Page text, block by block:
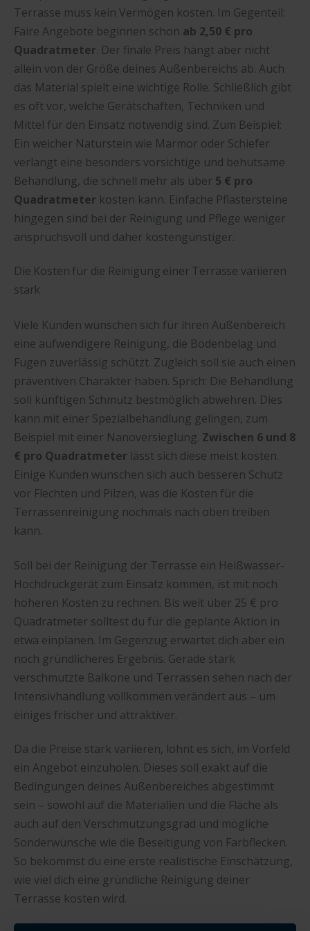
Terrasse muss kein Vermögen kosten. Im Gegenteil:
Faire Angebote beginnen schon ab 2,50 € pro
Quadratmeter. Der finale Preis hängt aber nicht
allein von der Größe deines Außenbereichs ab. Auch
das Material spielt eine wichtige Rolle. Schließlich gibt
es oft vor, welche Gerätschaften, Techniken und
Mittel für den Einsatz notwendig sind. Zum Beispiel:
Ein weicher Naturstein wie Marmor oder Schiefer
verlangt eine besonders vorsichtige und behutsame
Behandlung, die schnell mehr als über 5 € pro
Quadratmeter kosten kann. Einfache Pflastersteine
hingegen sind bei der Reinigung und Pflege weniger
anspruchsvoll und daher kostengünstiger.
Die Kosten für die Reinigung einer Terrasse variieren
stark
Viele Kunden wünschen sich für ihren Außenbereich
eine aufwendigere Reinigung, die Bodenbelag und
Fugen zuverlässig schützt. Zugleich soll sie auch einen
präventiven Charakter haben. Sprich: Die Behandlung
soll künftigen Schmutz bestmöglich abwehren. Dies
kann mit einer Spezialbehandlung gelingen, zum
Beispiel mit einer Nanoversieglung. Zwischen 6 und 8
€ pro Quadratmeter lässt sich diese meist kosten.
Einige Kunden wünschen sich auch besseren Schutz
vor Flechten und Pilzen, was die Kosten für die
Terrassenreinigung nochmals nach oben treiben
kann.
Soll bei der Reinigung der Terrasse ein Heißwasser-
Hochdruckgerät zum Einsatz kommen, ist mit noch
höheren Kosten zu rechnen. Bis weit über 25 € pro
Quadratmeter solltest du für die geplante Aktion in
etwa einplanen. Im Gegenzug erwartet dich aber ein
noch gründlicheres Ergebnis. Gerade stark
verschmutzte Balkone und Terrassen sehen nach der
Intensivhandlung vollkommen verändert aus – um
einiges frischer und attraktiver.
Da die Preise stark variieren, lohnt es sich, im Vorfeld
ein Angebot einzuholen. Dieses soll exakt auf die
Bedingungen deines Außenbereiches abgestimmt
sein – sowohl auf die Materialien und die Fläche als
auch auf den Verschmutzungsgrad und mögliche
Sonderwünsche wie die Beseitigung von Farbflecken.
So bekommst du eine erste realistische Einschätzung,
wie viel dich eine gründliche Reinigung deiner
Terrasse kosten wird.